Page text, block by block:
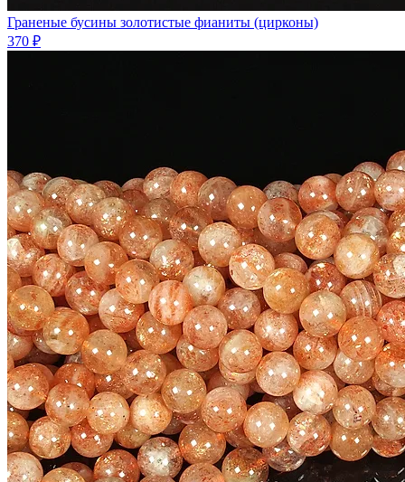
Граненые бусины золотистые фианиты (цирконы)
370 ₽